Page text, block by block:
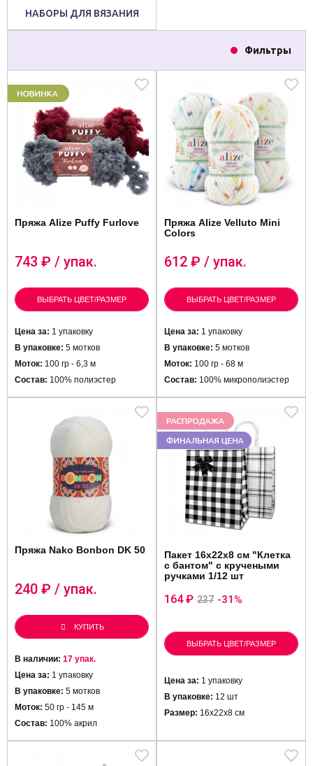
НАБОРЫ ДЛЯ ВЯЗАНИЯ
Фильтры
Пряжа Alize Puffy Furlove
743 ₽ / упак.
ВЫБРАТЬ ЦВЕТ/РАЗМЕР
Цена за: 1 упаковку
В упаковке: 5 мотков
Моток: 100 гр - 6,3 м
Состав: 100% полиэстер
Пряжа Alize Velluto Mini
Colors
612 ₽ / упак.
ВЫБРАТЬ ЦВЕТ/РАЗМЕР
Цена за: 1 упаковку
В упаковке: 5 мотков
Моток: 100 гр - 68 м
Состав: 100% микрополиэстер
Пряжа Nako Bonbon DK 50
240 ₽ / упак.
КУПИТЬ
В наличии: 17 упак.
Цена за: 1 упаковку
В упаковке: 5 мотков
Моток: 50 гр - 145 м
Состав: 100% акрил
Пакет 16х22х8 см "Клетка
с бантом" с кручеными
ручками 1/12 шт
164 ₽ 237 -31%
ВЫБРАТЬ ЦВЕТ/РАЗМЕР
Цена за: 1 упаковку
В упаковке: 12 шт
Размер: 16х22х8 см